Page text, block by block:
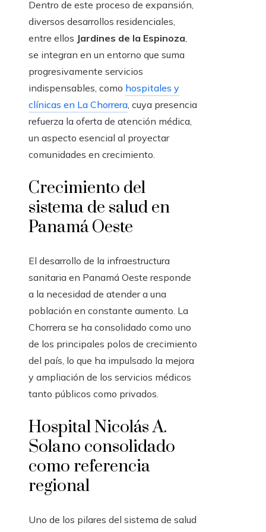
Dentro de este proceso de expansión,
diversos desarrollos residenciales,
entre ellos Jardines de la Espinoza,
se integran en un entorno que suma
progresivamente servicios
indispensables, como hospitales y
clínicas en La Chorrera, cuya presencia
refuerza la oferta de atención médica,
un aspecto esencial al proyectar
comunidades en crecimiento.
Crecimiento del
sistema de salud en
Panamá Oeste
El desarrollo de la infraestructura
sanitaria en Panamá Oeste responde
a la necesidad de atender a una
población en constante aumento. La
Chorrera se ha consolidado como uno
de los principales polos de crecimiento
del país, lo que ha impulsado la mejora
y ampliación de los servicios médicos
tanto públicos como privados.
Hospital Nicolás A.
Solano consolidado
como referencia
regional
Uno de los pilares del sistema de salud